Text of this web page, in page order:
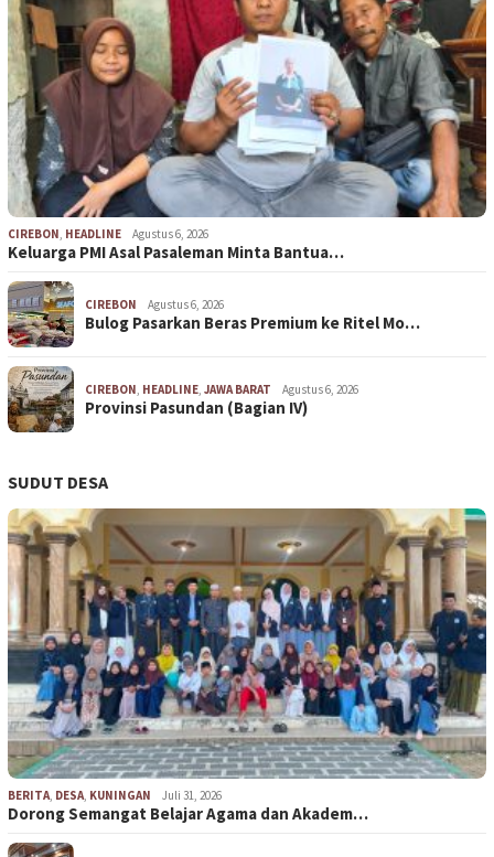
CIREBON HEADLINE Agustus 6, 2026
Keluarga PMI Asal Pasaleman Minta Bantua…
CIREBON Agustus 6, 2026
Bulog Pasarkan Beras Premium ke Ritel Mo…
CIREBON HEADLINE JAWA BARAT Agustus 6, 2026
Provinsi Pasundan (Bagian IV)
SUDUT DESA
BERITA, DESA, KUNINGAN Juli 31, 2026
Dorong Semangat Belajar Agama dan Akadem…